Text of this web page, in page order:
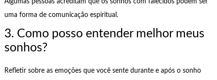
uma forma de comunicação espiritual.
3. Como posso entender melhor meus
sonhos?
Refletir sobre as emoções que você sente durante e após o sonho